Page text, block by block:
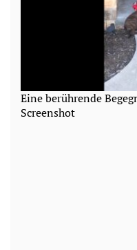
Eine berührende
Screenshot